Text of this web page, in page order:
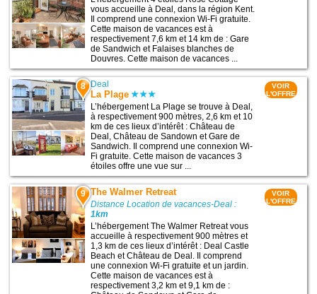
vous accueille à Deal, dans la région Kent.
Il comprend une connexion Wi-Fi gratuite.
Cette maison de vacances est à
respectivement 7,6 km et 14 km de : Gare
de Sandwich et Falaises blanches de
Douvres. Cette maison de vacances ...
8 Deal
La Plage
L’hébergement La Plage se trouve à Deal,
à respectivement 900 mètres, 2,6 km et 10
km de ces lieux d’intérêt : Château de
Deal, Château de Sandown et Gare de
Sandwich. Il comprend une connexion Wi-
Fi gratuite. Cette maison de vacances 3
étoiles offre une vue sur ...
VOIR
L'OFFRE
9 The Walmer Retreat
Distance Location de vacances-Deal :
1km
L’hébergement The Walmer Retreat vous
accueille à respectivement 900 mètres et
1,3 km de ces lieux d’intérêt : Deal Castle
Beach et Château de Deal. Il comprend
une connexion Wi-Fi gratuite et un jardin.
Cette maison de vacances est à
respectivement 3,2 km et 9,1 km de :
VOIR
L'OFFRE